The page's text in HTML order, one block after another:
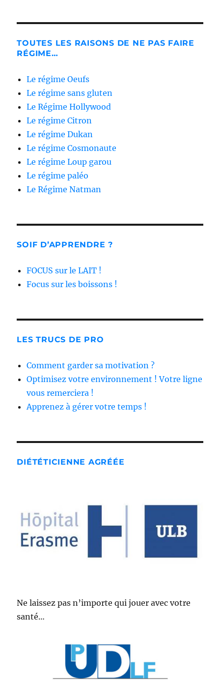
TOUTES LES RAISONS DE NE PAS FAIRE
RÉGIME…
Le régime Oeufs
Le régime sans gluten
Le Régime Hollywood
Le régime Citron
Le régime Dukan
Le régime Cosmonaute
Le régime Loup garou
Le régime paléo
Le Régime Natman
SOIF D’APPRENDRE ?
FOCUS sur le LAIT !
Focus sur les boissons !
LES TRUCS DE PRO
Comment garder sa motivation ?
Optimisez votre environnement ! Votre ligne
vous remerciera !
Apprenez à gérer votre temps !
DIÉTÉTICIENNE AGRÉÉE
Ne laissez pas n’importe qui jouer avec votre
santé…